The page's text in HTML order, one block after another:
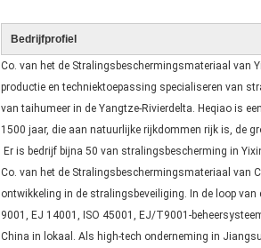
Bedrijfprofiel
Co. van het de Stralingsbeschermingsmateriaal van
productie en techniektoepassing specialiseren van
van taihumeer in de Yangtze-Rivierdelta. Heqiao is
1500 jaar, die aan natuurlijke rijkdommen rijk is, de
Er is bedrijf bijna 50 van stralingsbescherming in
Co. van het de Stralingsbeschermingsmateriaal van
ontwikkeling in de stralingsbeveiliging. In de loop
9001, EJ 14001, ISO 45001, EJ/T9001-
China in lokaal. Als high-tech onderneming in